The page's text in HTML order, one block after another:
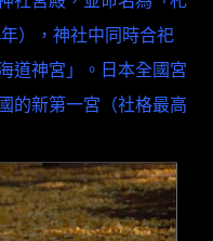
），神社中同時合祀
道神宮」。日本全國宮
的新第一宮（社格最高